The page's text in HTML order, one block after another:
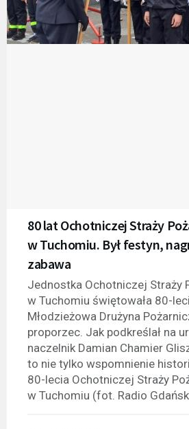
80 lat Ochotniczej Straży
w Tuchomiu. Był festyn,
zabawa
Jednostka Ochotniczej Straży
w Tuchomiu świętowała 80-
Młodzieżowa Drużyna
proporzec. Jak podkreślał na
naczelnik Damian Chamier
to nie tylko wspomnienie
80-lecia Ochotniczej Straży
w Tuchomiu (fot. Radio